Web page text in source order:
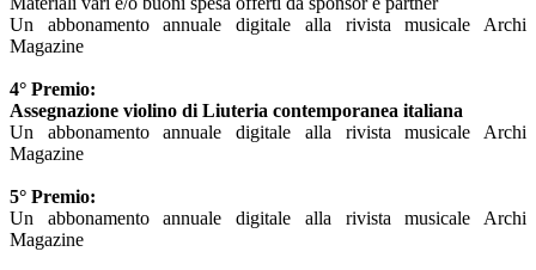
Un abbonamento annuale digitale alla rivista musicale Archi
Magazine
4° Premio:
Assegnazione violino di Liuteria contemporanea italiana
Un abbonamento annuale digitale alla rivista musicale Archi
Magazine
5° Premio:
Un abbonamento annuale digitale alla rivista musicale Archi
Magazine